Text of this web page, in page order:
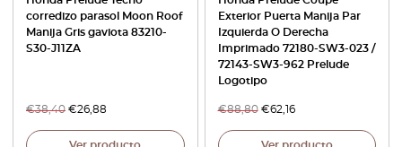
corredizo parasol Moon Roof
Manija Gris gaviota 83210-
S30-J11ZA
€38,40 €26,88
Ver producto
Exterior Puerta Manija Par
Izquierda O Derecha
Imprimado 72180-SW3-023 /
72143-SW3-962 Prelude
Logotipo
€88,80 €62,16
Ver producto